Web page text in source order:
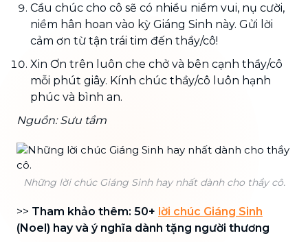
Cầu chúc cho cô sẽ có nhiều niềm vui, nụ cười,
niềm hân hoan vào kỳ Giáng Sinh này. Gửi lời
cảm ơn từ tận trái tim đến thầy/cô!
Xin Ơn trên luôn che chở và bên cạnh thầy/cô
mỗi phút giây. Kính chúc thầy/cô luôn hạnh
phúc và bình an.
Nguồn: Sưu tầm
Những lời chúc Giáng Sinh hay nhất dành cho thầy cô.
>> Tham khảo thêm: 50+ lời chúc Giáng Sinh
(Noel) hay và ý nghĩa dành tặng người thương